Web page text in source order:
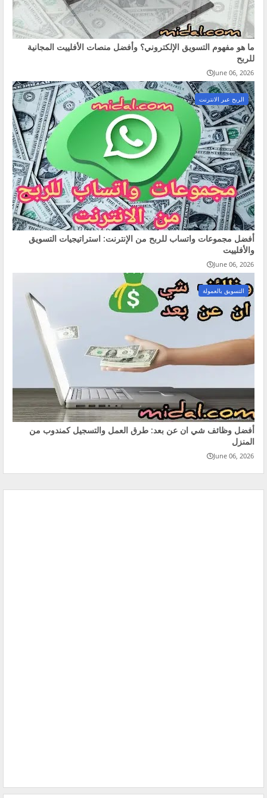
ما هو مفهوم التسويق الإلكتروني؟ وأفضل منصات الأفلييت المجانية
للربح
June 06, 2026
الربح عبر الانترنت
أفضل مجموعات واتساب للربح من الإنترنت: استراتيجيات التسويق
والأفلييت
June 06, 2026
التسويق بالعمولة
أفضل وظائف شي ان عن بعد: طرق العمل والتسجيل كمندوب من
المنزل
June 06, 2026